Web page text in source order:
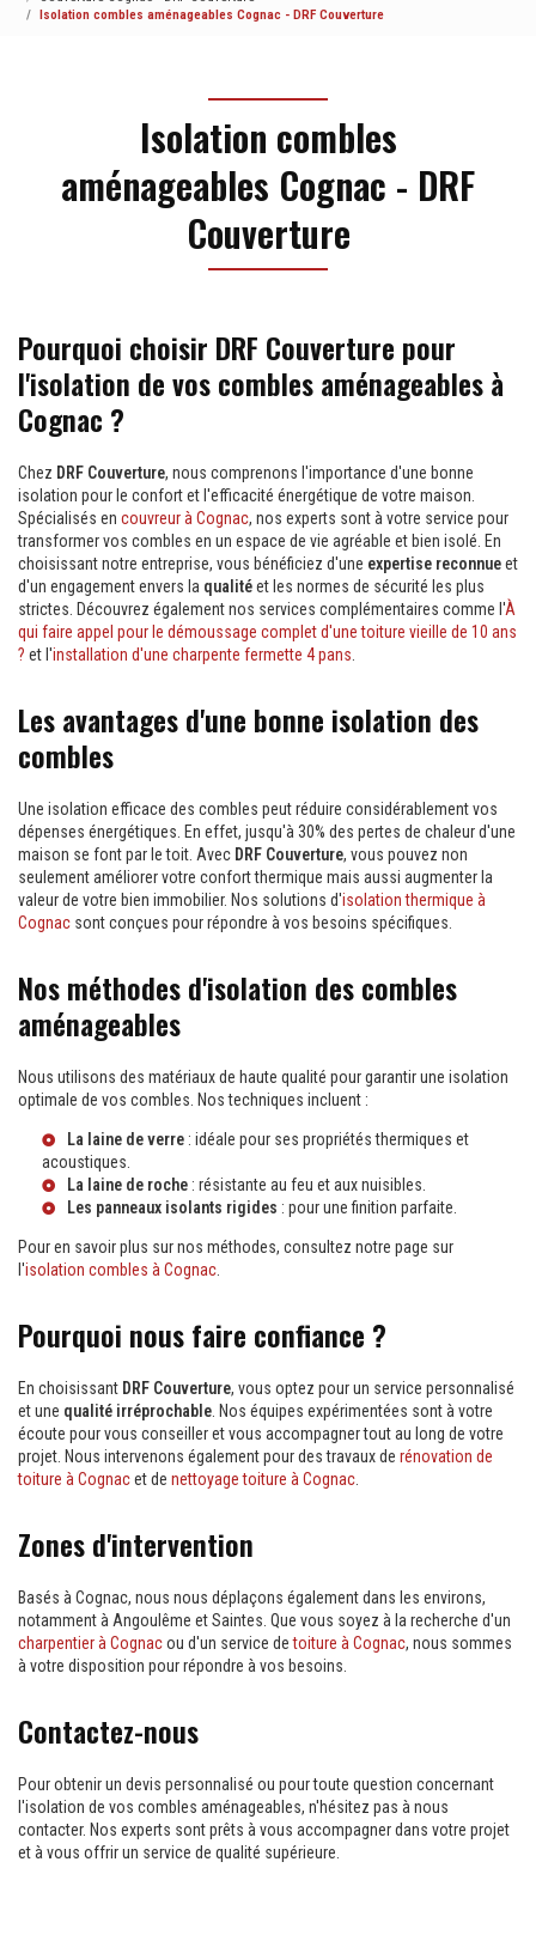
Isolation combles aménageables Cognac - DRF Couverture
Isolation combles
aménageables Cognac - DRF
Couverture
Pourquoi choisir DRF Couverture pour
l'isolation de vos combles aménageables à
Cognac ?
Chez DRF Couverture, nous comprenons l'importance d'une bonne
isolation pour le confort et l'efficacité énergétique de votre maison.
Spécialisés en couvreur à Cognac, nos experts sont à votre service pour
transformer vos combles en un espace de vie agréable et bien isolé. En
choisissant notre entreprise, vous bénéficiez d'une expertise reconnueet
d'un engagement envers la qualitéet les normes de sécurité les plus
strictes. Découvrez également nos services complémentaires comme l'À
qui faire appel pour le démoussage complet d'une toiture vieille de 10 ans
? et l'installation d'une charpente fermette 4 pans
Les avantages d'une bonne isolation des
combles
Une isolation efficace des combles peut réduire considérablement vos
dépenses énergétiques. En effet, jusqu'à 30% des pertes de chaleur d'une
maison se font par le toit. Avec DRF Couverture, vous pouvez non
seulement améliorer votre confort thermique mais aussi augmenter la
valeur de votre bien immobilier. Nos solutions d'isolation thermique à
Cognac sont conçues pour répondre à vos besoins spécifiques.
Nos méthodes d'isolation des combles
aménageables
Nous utilisons des matériaux de haute qualité pour garantir une isolation
optimale de vos combles. Nos techniques incluent :
La laine de verre : idéale pour ses propriétés thermiques et
acoustiques.
La laine de roche : résistante au feu et aux nuisibles.
Les panneaux isolants rigides : pour une finition parfaite.
Pour en savoir plus sur nos méthodes, consultez notre page sur
l'isolation combles à Cognac
Pourquoi nous faire confiance ?
En choisissant DRF Couverture, vous optez pour un service personnalisé
et une qualité irréprochable . Nos équipes expérimentées sont à votre
écoute pour vous conseiller et vous accompagner tout au long de votre
projet. Nous intervenons également pour des travaux de rénovation de
toiture à Cognacet de nettoyage toiture à Cognac
Zones d'intervention
Basés à Cognac, nous nous déplaçons également dans les environs,
notamment à Angoulême et Saintes. Que vous soyez à la recherche d'un
charpentier à Cognacou d'un service detoiture à Cognac, nous sommes
à votre disposition pour répondre à vos besoins.
Contactez-nous
Pour obtenir un devis personnalisé ou pour toute question concernant
l'isolation de vos combles aménageables, n'hésitez pas à nous
contacter. Nos experts sont prêts à vous accompagner dans votre projet
et à vous offrir un service de qualité supérieure.